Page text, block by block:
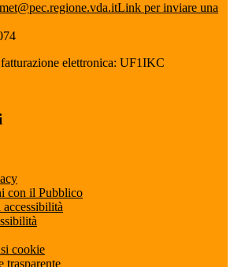
Link per inviare una
elettronica: UF1IKC
con il Pubblico
cookie
trasparente